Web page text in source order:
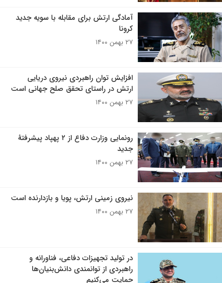
آمادگی ارتش برای مقابله با سویه جدید
کرونا
۲۷ بهمن ۱۴۰۰
افزایش توان راهبردی نیروی دریایی
ارتش در راستای تحقق صلح جهانی است
۲۷ بهمن ۱۴۰۰
رونمایی وزارت دفاع از ۲ پهپاد پیشرفتۀ
جدید
۲۷ بهمن ۱۴۰۰
نیروی زمینی ارتش، پویا و بازدارنده است
۲۷ بهمن ۱۴۰۰
در تولید تجهیزات دفاعی، فناورانه و
راهبردی از توانمندی دانش‌بنیان‌ها
حمایت می‌کنیم